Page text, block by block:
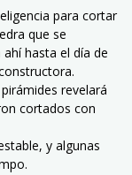
para cortar
que se
hasta el día de
revelará
cortados con
y algunas